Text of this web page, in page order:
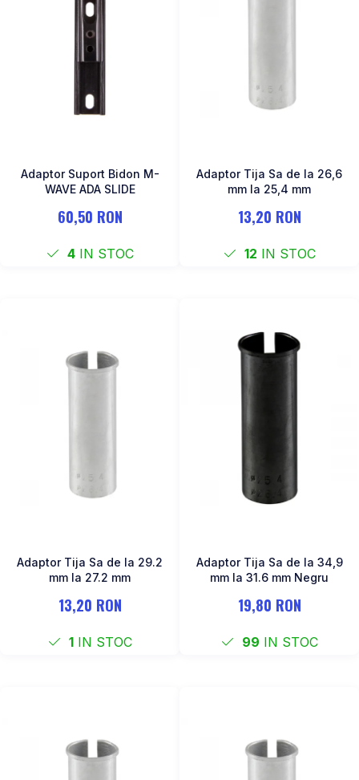
Adaptor Suport Bidon M-
WAVE ADA SLIDE
60,50 RON
4IN STOC
Adaptor Tija Sa de la 26,6
mm la 25,4 mm
13,20 RON
12 IN STOC
Adaptor Tija Sa de la 29.2
mm la 27.2 mm
13,20 RON
1IN STOC
Adaptor Tija Sa de la 34,9
mm la 31.6 mm Negru
19,80 RON
99 IN STOC